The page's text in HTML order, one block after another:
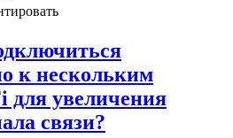
к нескольким
для увеличения
связи?